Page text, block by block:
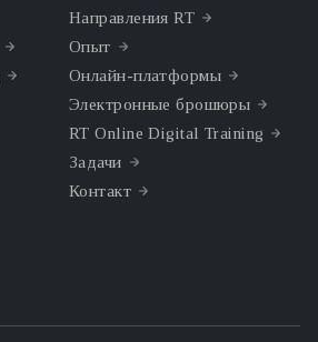
Направления RT
Опыт
Онлайн-платформы
Электронные брошюры
RT Online Digital Training
Задачи
Контакт